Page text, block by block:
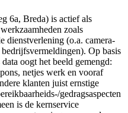
6a, Breda) is actief als
zoals
dienstverlening (o.a. camera-
Op basis
oogt het beeld gemengd:
netjes werk en vooraf
klanten juist ernstige
gedragsaspecten
is de kernservice